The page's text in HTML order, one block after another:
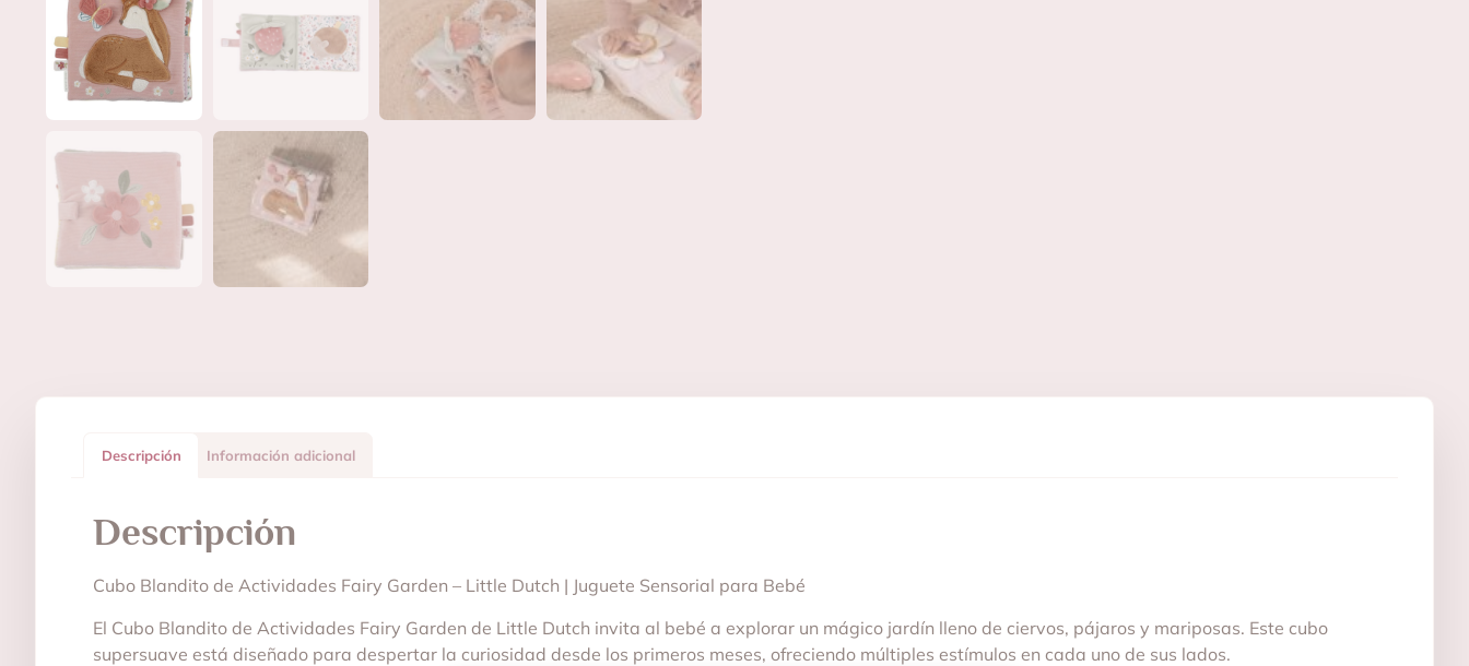
Descripción Información adicional
Descripción
Cubo Blandito de Actividades Fairy Garden – Little Dutch | Juguete Sensorial para Bebé
El Cubo Blandito de Actividades Fairy Garden de Little Dutch invita al bebé a explorar un mágico jardín lleno de ciervos, pájaros y mariposas. Este cubo
supersuave está diseñado para despertar la curiosidad desde los primeros meses, ofreciendo múltiples estímulos en cada uno de sus lados.